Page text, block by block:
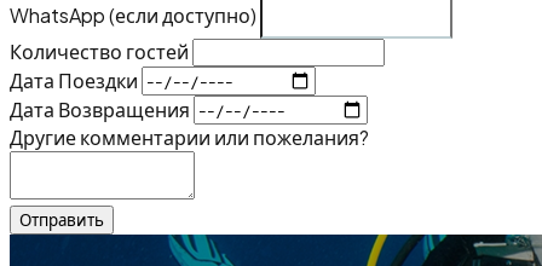
WhatsApp (если доступно)
Количество гостей
Дата Поездки
Дата Возвращения
Другие комментарии или пожелания?
Отправить